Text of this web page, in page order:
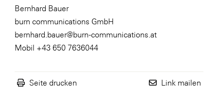
Bernhard Bauer
burn communications GmbH
bernhard.bauer@burn-communications.at
Mobil +43 650 7636044
Seite drucken Link mailen